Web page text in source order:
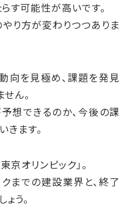
す可能性が高いです。
り方が変わりつつありま
向を見極め、課題を発見
ん。
想できるのか、今後の課
ます。
京オリンピック」。
までの建設業界と、終了
う。